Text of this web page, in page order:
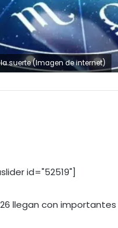
suerte (Imagen de internet)
id="52519"]
llegan con